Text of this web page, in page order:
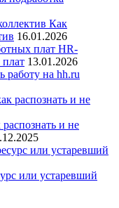
Как
16.01.2026
HR-
13.01.2026
работу на hh.ru
и не
или устаревший